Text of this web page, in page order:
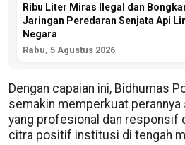
Ribu Liter Miras Ilegal dan
Jaringan Peredaran Senjata Api
Negara
Rabu, 5 Agustus 2026
Dengan capaian ini, Bidhumas
semakin memperkuat
yang profesional dan responsif
citra positif institusi di tengah